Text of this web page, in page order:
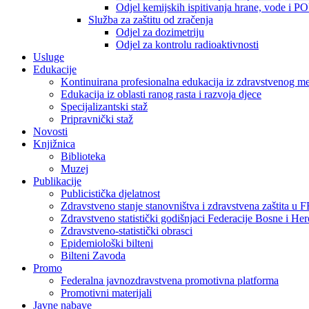
Odjel kemijskih ispitivanja hrane, vode i
Služba za zaštitu od zračenja
Odjel za dozimetriju
Odjel za kontrolu radioaktivnosti
Usluge
Edukacije
Kontinuirana profesionalna edukacija iz zdravstvenog
Edukacija iz oblasti ranog rasta i razvoja djece
Specijalizantski staž
Pripravnički staž
Novosti
Knjižnica
Biblioteka
Muzej
Publikacije
Publicistička djelatnost
Zdravstveno stanje stanovništva i zdravstvena zaštita u
Zdravstveno statistički godišnjaci Federacije Bosne i
Zdravstveno-statistički obrasci
Epidemiološki bilteni
Bilteni Zavoda
Promo
Federalna javnozdravstvena promotivna platforma
Promotivni materijali
Javne nabave